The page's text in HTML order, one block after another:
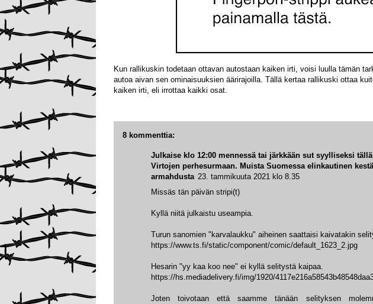
Kun rallikuskin todetaan ottavan autostaan kaiken irti, voisi luulla tämän
autoa aivan sen ominaisuuksien äärirajoilla. Tällä kertaa rallikuski ottaa
kaiken irti, eli irrottaa kaikki osat.
8 kommenttia:
Julkaise klo 12:00 mennessä tai järkkään sut syylliseksi
Virtojen perhesurmaan. Muista Suomessa elinkautinen
armahdusta 23. tammikuuta 2021 klo 8.35
Missäs tän päivän stripi(t)
Kyllä niitä julkaistu useampia.
Turun sanomien "karvalaukku" aiheinen saattaisi kaivatakin
https://www.ts.fi/static/component/comic/default_1623_2.jpg
Hesarin "yy kaa koo nee" ei kyllä selitystä kaipaa.
https://hs.mediadelivery.fi/img/1920/
Joten toivotaan että saamme tänään selityksen